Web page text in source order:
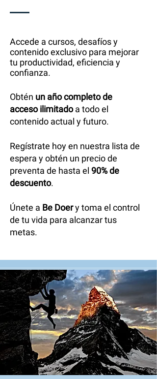
Nombre
Email
Mensaje
Unirme a la lista de espera
Accede a cursos, desafíos y
contenido exclusivo para mejorar
tu productividad, eficiencia y
confianza.
Obtén un año completo de
acceso ilimitadoa todo el
contenido actual y futuro.
Regístrate hoy en nuestra lista de
espera y obtén un precio de
preventa de hasta el 90% de
descuento.
Únete a Be Doery toma el control
de tu vida para alcanzar tus
metas.